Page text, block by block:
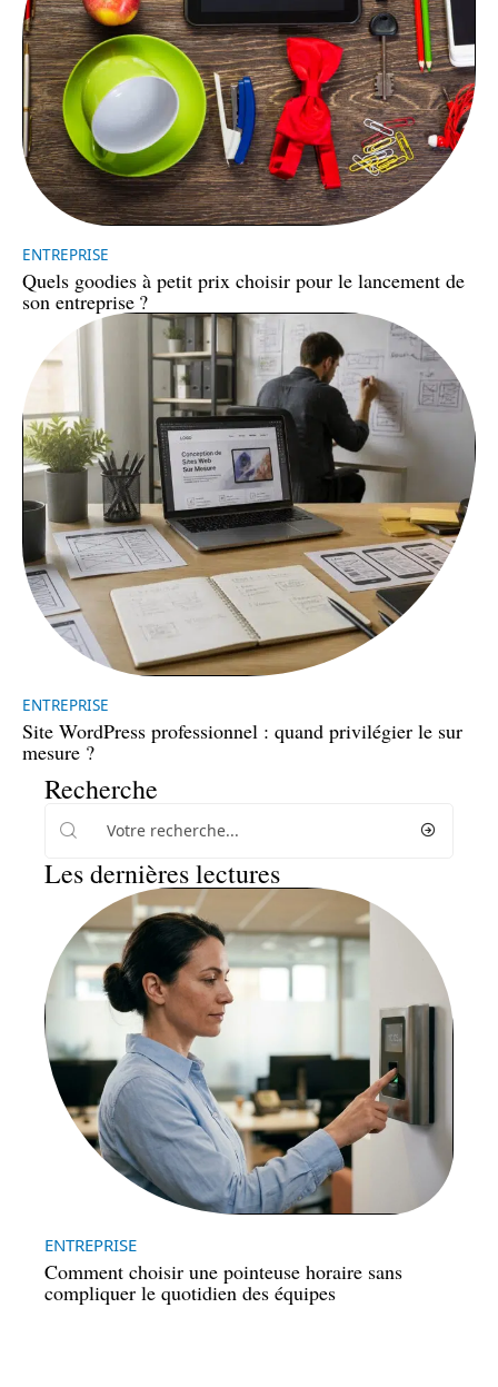
ENTREPRISE
Quels goodies à petit prix choisir pour le lancement de
son entreprise ?
ENTREPRISE
Site WordPress professionnel : quand privilégier le sur
mesure ?
Recherche
Les dernières lectures
ENTREPRISE
Comment choisir une pointeuse horaire sans
compliquer le quotidien des équipes